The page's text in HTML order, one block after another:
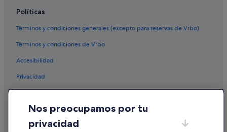
B&B en Mazagón
Hoteles para familias en Mazagón
Campings de caravanas en Mazagón
Pensiones en Mazagón
Hoteles que aceptan mascotas en Palos de la Frontera
Hoteles con todo incluido en Mazagón
Hoteles en la playa en Palos de la Frontera
Playa Senator hoteles en Mazagón
Políticas
Términos y condiciones generales (excepto para reservas de Vrbo)
Términos y condiciones de Vrbo
Accesibilidad
Privacidad
Condiciones de uso
Información legal/contacto
Nos preocupamos por tu
privacidad